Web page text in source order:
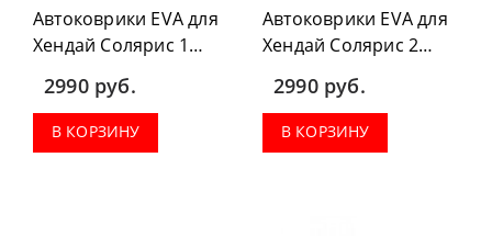
Автоковрики EVA для
Хендай Солярис 1
2010-2017 можно
приобрести в
комплектации:
водительский коврик,
2990 руб.
В КОРЗИНУ
Автоковрики EVA для
Хендай Солярис 2
2017-2020 можно
приобрести в
комплектации:
водительский коврик,
2990 руб.
В КОРЗИНУ